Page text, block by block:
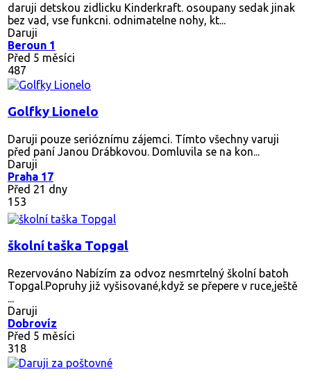
daruji detskou zidlicku Kinderkraft. osoupany sedak jinak
bez vad, vse funkcni. odnimatelne nohy, kt...
Daruji
Beroun 1
Před 5 měsíci
487
Golfky Lionelo
Daruji pouze serióznímu zájemci. Tímto všechny varuji
před paní Janou Drábkovou. Domluvila se na kon...
Daruji
Praha 17
Před 21 dny
153
školní taška Topgal
Rezervováno Nabízím za odvoz nesmrtelný školní batoh
Topgal.Popruhy již vyšisované,když se přepere v ruce,ještě
...
Daruji
Dobrovíz
Před 5 měsíci
318